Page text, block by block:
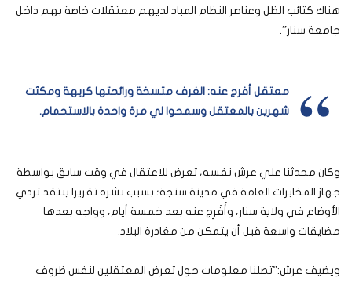
هناك كتائب الظل وعناصر النظام المباد لديهم معتقلات خاصة بهم داخل
جامعة سنار”.
معتقل أفرج عنه: الغرف متسخة ورائحتها كريهة ومكثت
شهرين بالمعتقل وسمحوا لي مرة واحدة بالاستحمام.
وكان محدثنا علي عرش نفسه، تعرض للاعتقال في وقت سابق بواسطة
جهاز المخابرات العامة في مدينة سنجة؛ بسبب نشره تقريرا ينتقد تردي
الأوضاع في ولاية سنار، وأُفْرِج عنه بعد خمسة أيام، وواجه بعدها
مضايقات واسعة قبل أن يتمكن من مغادرة البلاد.
ويضيف عرش:”تصلنا معلومات حول تعرض المعتقلين لنفس ظروف